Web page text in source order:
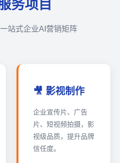
务项目
站式企业AI营销矩阵
🎥 影视制作
企业宣传片、广告
片、短视频拍摄，影
视级品质，提升品牌
信任度。